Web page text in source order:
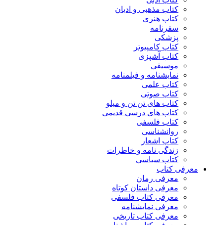
کتاب مذهبی و ادیان
کتاب هنری
سفرنامه
پزشکی
کتاب کامپیوتر
کتاب آشپزی
موسیقی
نمایشنامه و فیلمنامه
کتاب علمی
کتاب صوتی
کتاب های تن تن و میلو
کتاب های درسی قدیمی
کتاب فلسفی
روانشناسی
کتاب اشعار
زندگی نامه و خاطرات
کتاب سیاسی
معرفی کتاب
معرفی رمان
معرفی داستان کوتاه
معرفی کتاب فلسفی
معرفی نمایشنامه
معرفی کتاب تاریخی